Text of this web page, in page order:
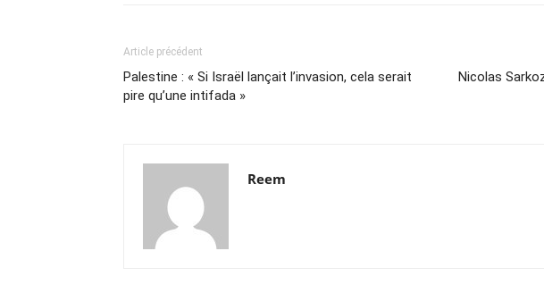
Article précédent
Palestine : « Si Israël lançait l’invasion, cela serait
pire qu’une intifada »
Nicolas
Reem